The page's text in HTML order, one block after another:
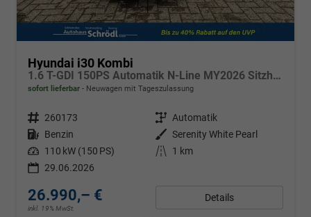
Hyundai i30 Kombi
1.6 T-GDI 150PS Automatik N-Line MY2026 Sitzheizung Lenkradheizung Klimaautomatik Navi 10,3"-Touchscreen Bluelink Apple CarPlay + Android Auto PDC v+h Rückf.Kamera 18-LM
sofort lieferbar Neuwagen mit Tageszulassung
Fahrzeugnr. 260173 Getriebe Automatik
Kraftstoff Benzin Außenfarbe Serenity White Pearl
Leistung 110 kW (150 PS) Kilometerstand
1 km
29.06.2026
26.990,– €
inkl. 19% MwSt.
Details